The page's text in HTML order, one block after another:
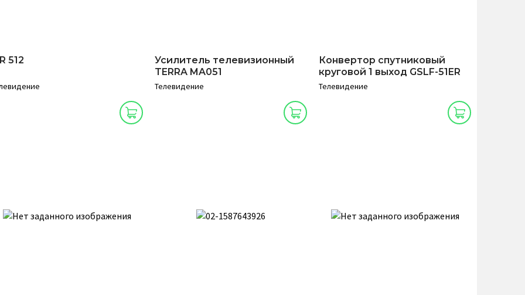
512
Усилитель телевизионный
TERRA MA051
Телевидение
Конвертор спутниковый
круговой 1 выход GSLF-51ER
Телевидение